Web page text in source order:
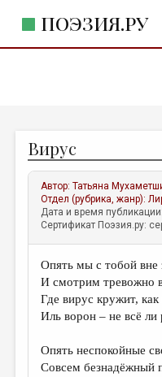
ПОЭЗИЯ.РУ
ЖАНРЫ
АВТОРЫ
КОММЕНТАРИИ
ЛИТСАЛОН
НОВОСТИ
ПРАВИЛА САЙТА
ИЗБРАННОЕ
Вирус
Автор:Татьяна
Отдел (рубрика, жанр):
Дата и время
Сертификат Поэзия.ру:
Опять мы с тобой вне
И смотрим тревожно
Где вирус кружит, как
Иль ворон – не всё ли
Опять неспокойные
Совсем безнадёжный